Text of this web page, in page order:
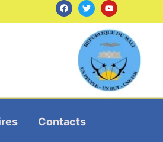
Contacts